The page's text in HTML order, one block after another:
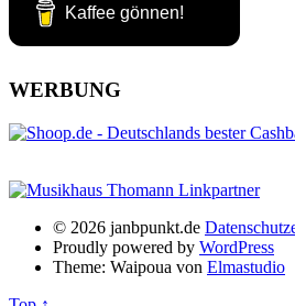
Kaffee gönnen!
WERBUNG
© 2026 janbpunkt.de
Proudly powered by WordPress
Theme: Waipoua von Elmastudio